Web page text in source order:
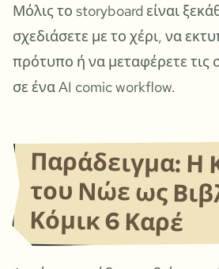
Μόλις το storyboard είναι
σχεδιάσετε με το χέρι, να
πρότυπο ή να μεταφέρετε τις
σε ένα AI comic workflow.
Παράδειγμα: Η
του Νώε ως
Κόμικ 6 Καρέ